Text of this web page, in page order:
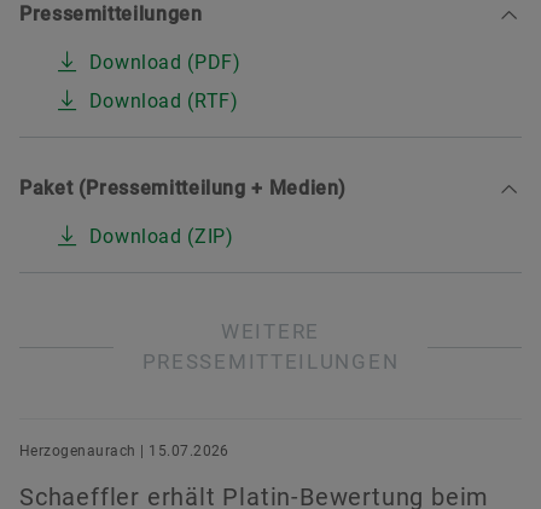
Pressemitteilungen
Download (PDF)
Download (RTF)
Paket (Pressemitteilung + Medien)
Download (ZIP)
WEITERE
PRESSEMITTEILUNGEN
Herzogenaurach | 15.07.2026
Schaeffler erhält Platin-Bewertung beim